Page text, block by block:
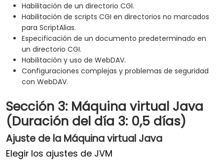
Habilitación de un directorio CGI.
Habilitación de scripts CGI en directorios no marcados
para ScriptAlias.
Especificación de un documento predeterminado en
un directorio CGI.
Habilitación y uso de WebDAV.
Configuraciones complejas y problemas de seguridad
con WebDAV.
Sección 3: Máquina virtual Java
(Duración del día 3: 0,5 días)
Ajuste de la Máquina virtual Java
Elegir los ajustes de JVM